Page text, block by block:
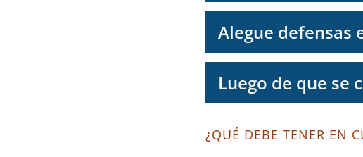
Alegue defensas
Luego de que se
¿QUÉ DEBE TENER EN